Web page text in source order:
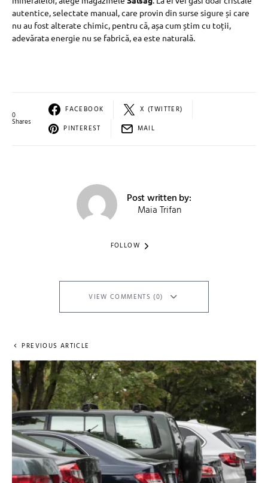
autentice, selectate manual, care provin din surse sigure și care
nu au fost alterate chimic, pentru că, așa cum știm cu toții,
adevărata energie nu se fabrică, ea este naturală.
0
Shares
FACEBOOK
X (TWITTER)
PINTEREST
MAIL
Post written by:
Maia Trifan
FOLLOW
VIEW COMMENTS (0)
PREVIOUS ARTICLE